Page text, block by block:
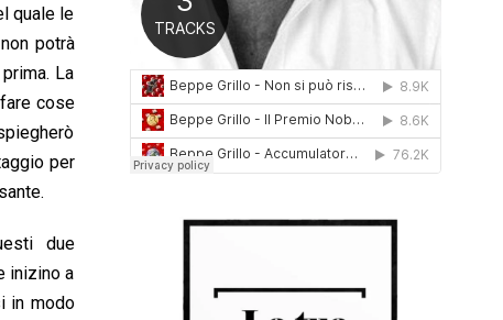
6
quale le
potrà
La
cose
per
due
inizino a
in modo